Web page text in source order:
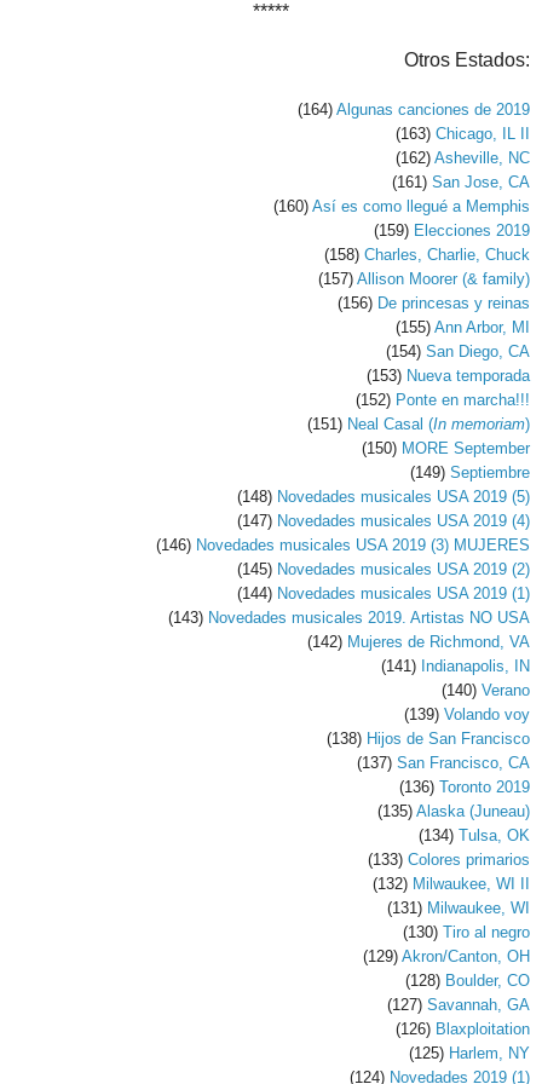
*****
Otros Estados:
(164) Algunas canciones de 2019
(163) Chicago, IL II
(162) Asheville, NC
(161) San Jose, CA
(160) Así es como llegué a Memphis
(159) Elecciones 2019
(158) Charles, Charlie, Chuck
(157) Allison Moorer (& family)
(156) De princesas y reinas
(155) Ann Arbor, MI
(154) San Diego, CA
(153) Nueva temporada
(152) Ponte en marcha!!!
(151) Neal Casal (In memoriam)
(150) MORE September
(149) Septiembre
(148) Novedades musicales USA 2019 (5)
(147) Novedades musicales USA 2019 (4)
(146) Novedades musicales USA 2019 (3) MUJERES
(145) Novedades musicales USA 2019 (2)
(144) Novedades musicales USA 2019 (1)
(143) Novedades musicales 2019. Artistas NO USA
(142) Mujeres de Richmond, VA
(141) Indianapolis, IN
(140) Verano
(139) Volando voy
(138) Hijos de San Francisco
(137) San Francisco, CA
(136) Toronto 2019
(135) Alaska (Juneau)
(134) Tulsa, OK
(133) Colores primarios
(132) Milwaukee, WI II
(131) Milwaukee, WI
(130) Tiro al negro
(129) Akron/Canton, OH
(128) Boulder, CO
(127) Savannah, GA
(126) Blaxploitation
(125) Harlem, NY
(124) Novedades 2019 (1)